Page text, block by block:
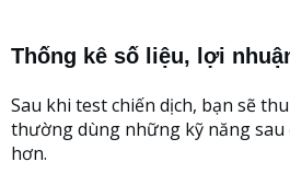
Thống kê số liệu, lợi
Sau khi test chiến dịch, bạn sẽ
thường dùng những kỹ năng sau
hơn.